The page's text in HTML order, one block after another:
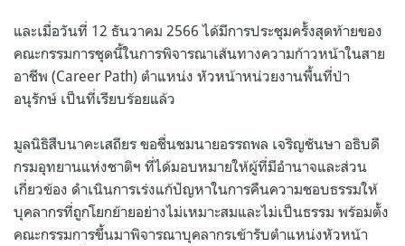
และเมื่อวันที่ 12 ธันวาคม 2566 ได้มีการประชุมครั้งสุดท้ายของ
คณะกรรมการชุดนี้ในการพิจารณาเส้นทางความก้าวหน้าในสาย
อาชีพ (Career Path) ตำแหน่ง หัวหน้าหน่วยงานพื้นที่ป่า
อนุรักษ์ เป็นที่เรียบร้อยแล้ว
มูลนิธิสืบนาคะเสถียร ขอชื่นชมนายอรรถพล เจริญชันษา อธิบดี
กรมอุทยานแห่งชาติฯ ที่ได้มอบหมายให้ผู้ที่มีอำนาจและส่วน
เกี่ยวข้อง ดำเนินการเร่งแก้ปัญหาในการคืนความชอบธรรมให้
บุคลากรที่ถูกโยกย้ายอย่างไม่เหมาะสมและไม่เป็นธรรม พร้อมตั้ง
คณะกรรมการขึ้นมาพิจารณาบุคลากรเข้ารับตำแหน่งหัวหน้า